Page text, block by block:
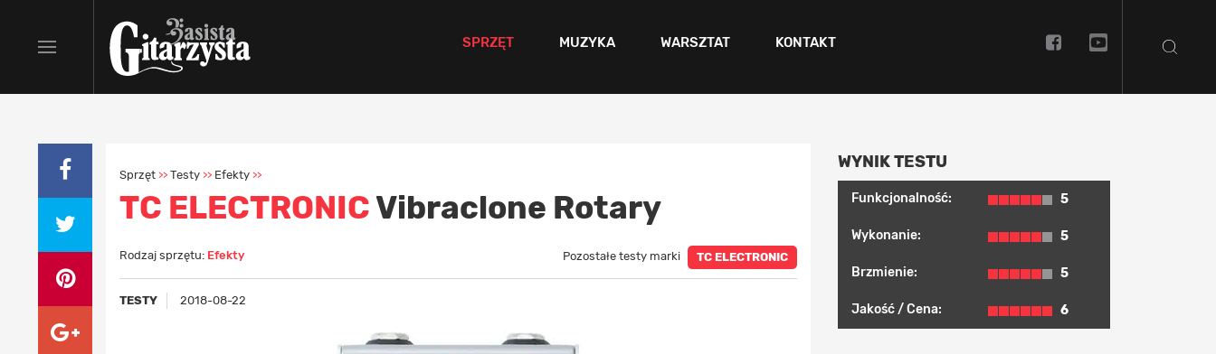
SPRZĘT MUZYKA WARSZTAT KONTAKT
Sprzęt >> Testy >> Efekty >>
TC ELECTRONICVibraclone Rotary
Rodzaj sprzętu: Efekty Pozostałe testy marki TC ELECTRONIC
TESTY 2018-08-22
WYNIK TESTU
Funkcjonalność: 5
Wykonanie: 5
Brzmienie: 5
Jakość / Cena: 6